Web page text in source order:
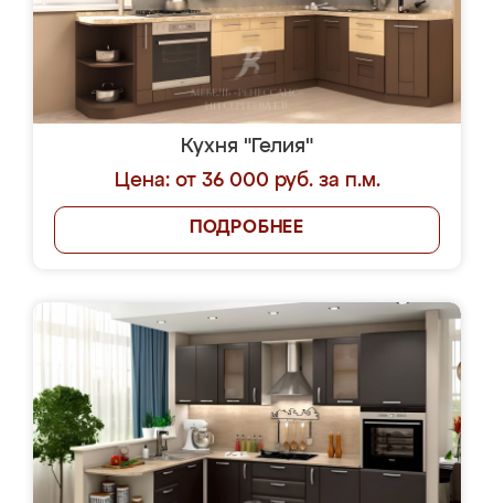
Кухня "Гелия"
Цена: от 36 000 руб. за п.м.
ПОДРОБНЕЕ